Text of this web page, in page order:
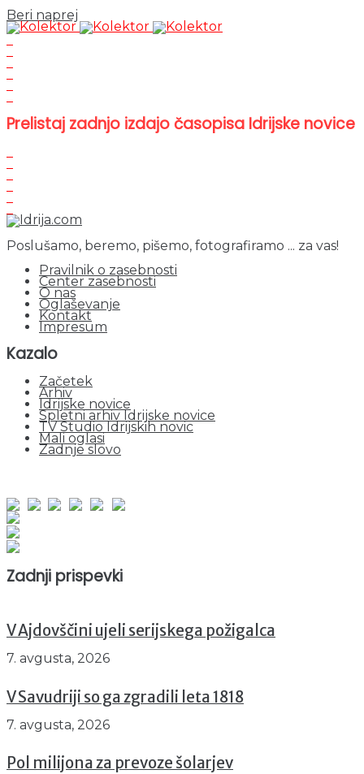
Beri naprej
Prelistaj zadnjo izdajo časopisa Idrijske novice
Poslušamo, beremo, pišemo, fotografiramo ... za vas!
Pravilnik o zasebnosti
Center zasebnosti
O nas
Oglaševanje
Kontakt
Impresum
Kazalo
Začetek
Arhiv
Idrijske novice
Spletni arhiv Idrijske novice
TV Studio Idrijskih novic
Mali oglasi
Zadnje slovo
Zadnji prispevki
V Ajdovščini ujeli serijskega požigalca
7. avgusta, 2026
V Savudriji so ga zgradili leta 1818
7. avgusta, 2026
Pol milijona za prevoze šolarjev